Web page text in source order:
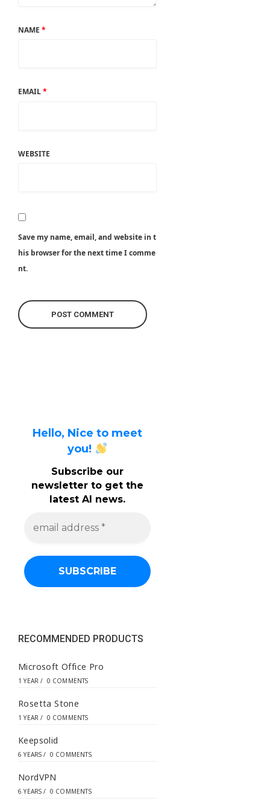
NAME *
EMAIL*
WEBSITE
Save my name, email, and website in t
his browser for the next time I comme
nt.
Hello, Nice to meet
you!
Subscribe our
newsletter to get the
latest AI news.
a
d
s
RECOMMENDED PRODUCTS
Microsoft Office Pro
1 YEAR / 0 COMMENTS
Rosetta Stone
1 YEAR / 0 COMMENTS
Keepsolid
6 YEARS / 0 COMMENTS
NordVPN
6 YEARS / 0 COMMENTS